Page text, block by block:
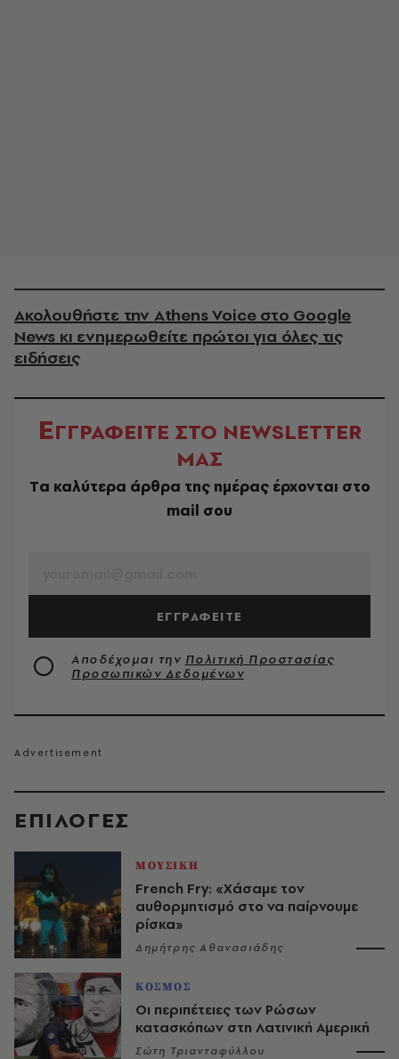
EΠΙΛΟΓΈΣ
ΜΟΥΣΙΚΗ
French Fry: «Χάσαμε τον
αυθορμητισμό στο να παίρνουμε
ρίσκα»
Δημήτρης Αθανασιάδης
ΚΟΣΜΟΣ
Οι περιπέτειες των Ρώσων
κατασκόπων στη Λατινική Αμερική
Σώτη Τριανταφύλλου
Ακολουθήστε την Athens Voice στο Google
News κι ενημερωθείτε πρώτοι για όλες τις
ειδήσεις
ΕΓΓΡΑΦΕΙΤΕ ΣΤΟ NEWSLETTER
ΜΑΣ
Tα καλύτερα άρθρα της ημέρας έρχονται στο
mail σου
ΕΓΓΡΑΦΕΙΤΕ
Αποδέχομαι την Πολιτική Προστασίας
Προσωπικών Δεδομένων